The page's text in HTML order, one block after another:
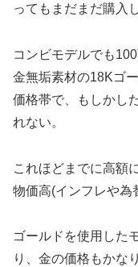
ってもまだまだ購入
コンビモデルでも
金無垢素材の18Kゴ
価格帯で、もしかし
れない。
これほどまでに高額
物価高(インフレや為
ゴールドを使用した
り、金の価格もかな